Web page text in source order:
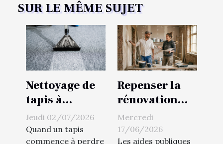
SUR LE MÊME SUJET
Nettoyage de
tapis à
Toulouse :
laissez
Jeudi 02/07/2026
Quand un tapis
commence à perdre
Repenser la
rénovation
énergétique :
astuces de
Mercredi
17/06/2026
Les aides publiques